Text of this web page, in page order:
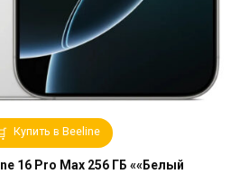
Купить в Beeline
16 Pro Max 256 ГБ ««Белый